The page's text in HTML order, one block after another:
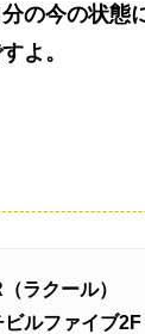
の今の状態
よ。
ラクール）
ルファイブ2F